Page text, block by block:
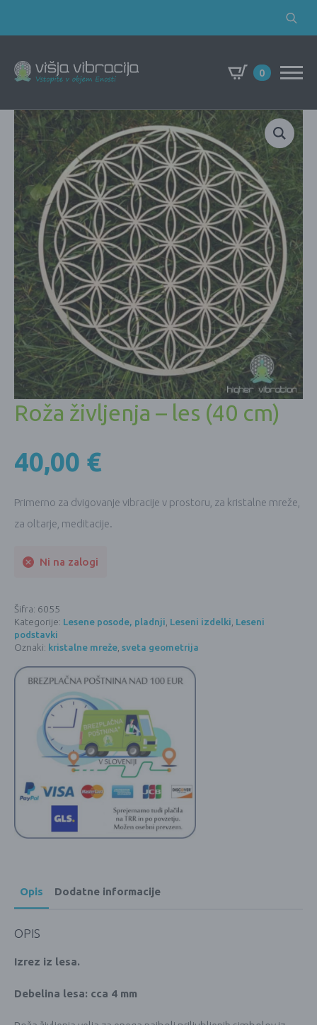
Search
0
Roža življenja – les (40 cm)
40,00 €
Primerno za dvigovanje vibracije v prostoru, za kristalne mreže,
za oltarje, meditacije.
Ni na zalogi
Šifra: 6055
Kategorije: Lesene posode, pladnji, Leseni izdelki, Leseni
podstavki
Oznaki: kristalne mreže, sveta geometrija
Opis Dodatne informacije
OPIS
Izrez iz lesa.
Debelina lesa: cca 4 mm